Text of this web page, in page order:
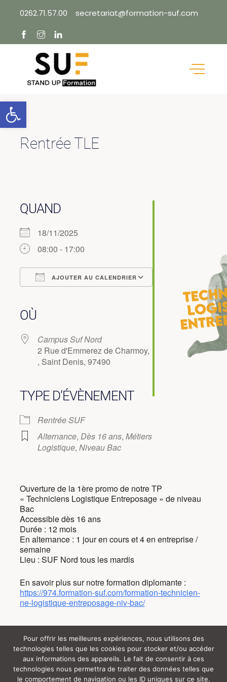
content
0262.71.57.00 secretariat@formation-suf.com
Rentrée TLE
QUAND
18/11/2025
08:00 - 17:00
AJOUTER AU CALENDRIER
OÙ
Campus Suf Nord
2 Rue d'Emmerez de Charmoy,
, Saint Denis, 97490
TYPE D’ÉVÈNEMENT
Rentrée SUF
Alternance, Dès 16 ans, Métiers
Logistique, Niveau Bac
Ouverture de la 1ère promo de notre TP
« Techniciens Logistique Entreposage » de niveau
Bac
Accessible dès 16 ans
Durée : 12 mois
En alternance : 1 jour en cours et 4 en entreprise /
semaine
Lieu : SUF Nord tous les mardis
En savoir plus sur notre formation diplomante :
https://974.formation-suf.com/formation-technicien-
ne-logistique-entreposage-niv-bac/
Tous droits réservés (c) SUF (y) 2024 |
Ouvrir la barre d’outils
Pour offrir les meilleures expériences, nous utilisons des
technologies telles que les cookies pour stocker et/ou accéder
aux informations des appareils. Le fait de consentir à ces
technologies nous permettra de traiter des données telles que
le comportement de navigation ou les ID uniques sur ce site.